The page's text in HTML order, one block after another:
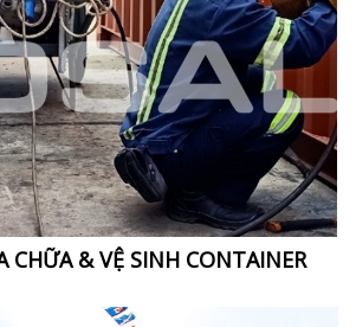
CHỮA & VỆ SINH CONTAINER